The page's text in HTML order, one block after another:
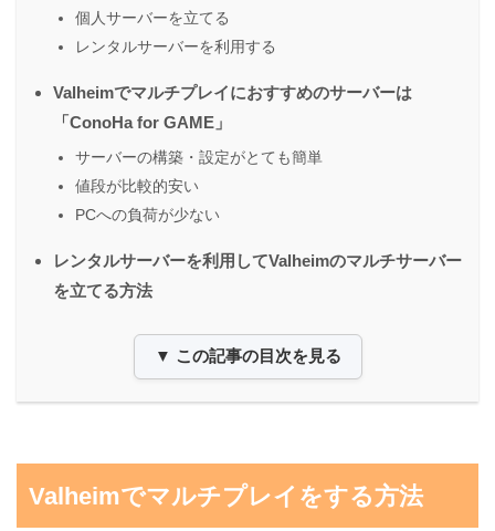
個人サーバーを立てる
レンタルサーバーを利用する
Valheimでマルチプレイにおすすめのサーバーは
「ConoHa for GAME」
サーバーの構築・設定がとても簡単
値段が比較的安い
PCへの負荷が少ない
レンタルサーバーを利用してValheimのマルチサーバー
を立てる方法
▼ この記事の目次を見る
Valheimでマルチプレイをする方法